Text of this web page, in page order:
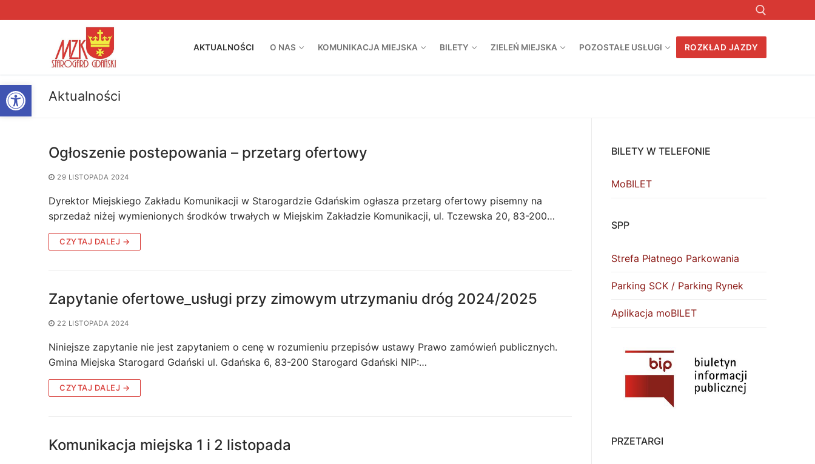
Otwórz pasek narzędzi
do
AKTUALNOŚCI O NAS KOMUNIKACJA MIEJSKA BILETY ZIELEŃ MIEJSKA POZOSTAŁE USŁUGI ROZKŁAD JAZDY
Aktualności
Ogłoszenie postepowania – przetarg ofertowy
29 LISTOPADA 2024
Dyrektor Miejskiego Zakładu Komunikacji w Starogardzie Gdańskim ogłasza przetarg ofertowy pisemny na
sprzedaż niżej wymienionych środków trwałych w Miejskim Zakładzie Komunikacji, ul. Tczewska 20, 83-200…
CZYTAJ DALEJ →
Zapytanie ofertowe_usługi przy zimowym utrzymaniu dróg 2024/2025
22 LISTOPADA 2024
Niniejsze zapytanie nie jest zapytaniem o cenę w rozumieniu przepisów ustawy Prawo zamówień publicznych.
Gmina Miejska Starogard Gdański ul. Gdańska 6, 83-200 Starogard Gdański NIP:…
CZYTAJ DALEJ →
Komunikacja miejska 1 i 2 listopada
BILETY W TELEFONIE
MoBILET
SPP
Strefa Płatnego Parkowania
Parking SCK / Parking Rynek
Aplikacja moBILET
PRZETARGI